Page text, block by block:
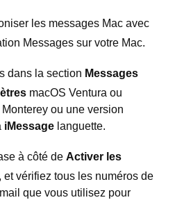
les messages Mac avec
Messages sur votre Mac.
dans la section Messages
macOS Ventura ou
ou une version
iMessage languette.
à côté de Activer les
, et vérifiez tous les numéros de
que vous utilisez pour